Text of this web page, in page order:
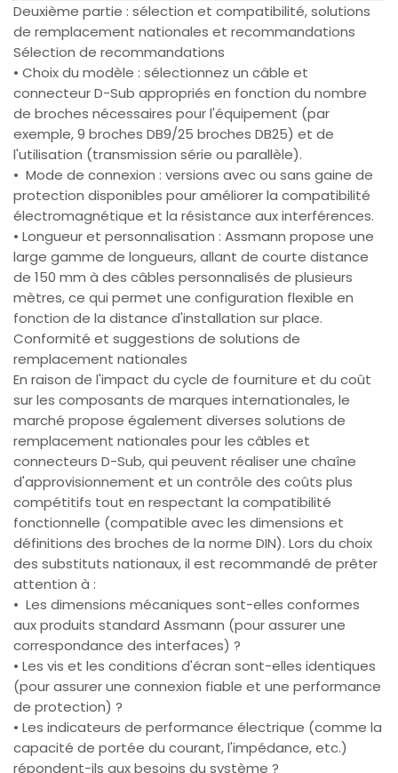
Deuxième partie : sélection et compatibilité, solutions
de remplacement nationales et recommandations
Sélection de recommandations
• Choix du modèle : sélectionnez un câble et
connecteur D-Sub appropriés en fonction du nombre
de broches nécessaires pour l'équipement (par
exemple, 9 broches DB9/25 broches DB25) et de
l'utilisation (transmission série ou parallèle).
• Mode de connexion : versions avec ou sans gaine de
protection disponibles pour améliorer la compatibilité
électromagnétique et la résistance aux interférences.
• Longueur et personnalisation : Assmann propose une
large gamme de longueurs, allant de courte distance
de 150 mm à des câbles personnalisés de plusieurs
mètres, ce qui permet une configuration flexible en
fonction de la distance d'installation sur place.
Conformité et suggestions de solutions de
remplacement nationales
En raison de l'impact du cycle de fourniture et du coût
sur les composants de marques internationales, le
marché propose également diverses solutions de
remplacement nationales pour les câbles et
connecteurs D-Sub, qui peuvent réaliser une chaîne
d'approvisionnement et un contrôle des coûts plus
compétitifs tout en respectant la compatibilité
fonctionnelle (compatible avec les dimensions et
définitions des broches de la norme DIN). Lors du choix
des substituts nationaux, il est recommandé de prêter
attention à :
• Les dimensions mécaniques sont-elles conformes
aux produits standard Assmann (pour assurer une
correspondance des interfaces) ?
• Les vis et les conditions d'écran sont-elles identiques
(pour assurer une connexion fiable et une performance
de protection) ?
• Les indicateurs de performance électrique (comme la
capacité de portée du courant, l'impédance, etc.)
répondent-ils aux besoins du système ?